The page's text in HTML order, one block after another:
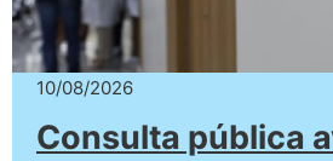
10/08/2026
Consulta pública